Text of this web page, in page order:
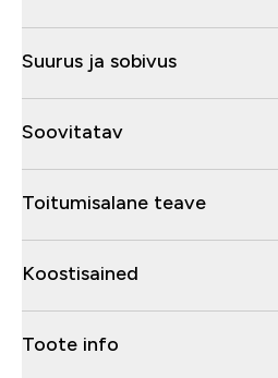
Suurus ja sobivus
Soovitatav
Toitumisalane teave
Koostisained
Toote info